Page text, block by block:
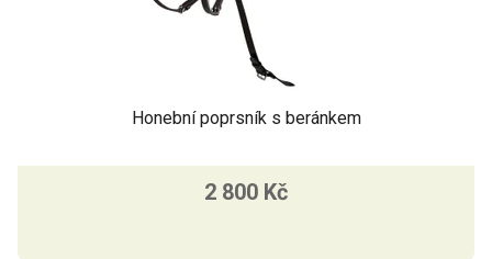
Honební poprsník s beránkem
2 800 Kč